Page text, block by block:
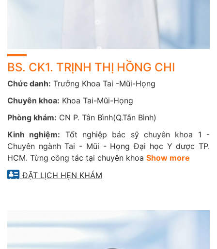
Từng điều trị ung thư hoặc có u vùng đầu – cổ
**** Khi cần tầm soát chuyên sâu:
Ung thư vòm họng, thanh quản, xoang
tính vùng tai mũi họng
CarePlus trang bị hệ thống thiết bị hiện đại nhằm hỗ trợ
chẩn đoán và điều trị hiệu quả các bệnh lý tai mũi họng:
Máy nội soi tai mũi họng Olympus (Nhật Bản) với
Máy siêu âm Doppler màu, Thiết bị đo thính lực, hệ
thống xét nghiệm tự động hiện đại cùng nhiều trang
BS. CK1. TRỊNH THỊ HỒNG CHI
Chức danh: Trưởng Khoa Tai -Mũi-Họng
Chuyên khoa: Khoa Tai-Mũi-Họng
Phòng khám: CN P. Tân Bình(Q.Tân Bình)
Kinh nghiệm: Tốt nghiệp bác sỹ chuyên khoa 1 -
Chuyên ngành Tai - Mũi - Họng Đại học Y dược TP.
HCM. Từng công tác tại chuyên khoa Show more
ĐẶT LỊCH HẸN KHÁM